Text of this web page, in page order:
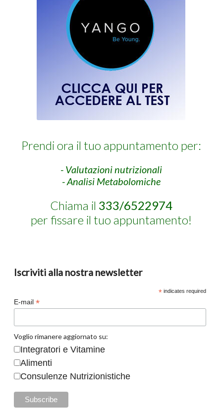
Prendi ora il tuo appuntamento per:
- Valutazioni nutrizionali
- Analisi Metabolomiche
Chiama il 333/6522974
per fissare il tuo appuntamento!
Iscriviti alla nostra newsletter
* indicates required
E-mail *
Voglio rimanere aggiornato su:
Integratori e Vitamine
Alimenti
Consulenze Nutrizionistiche